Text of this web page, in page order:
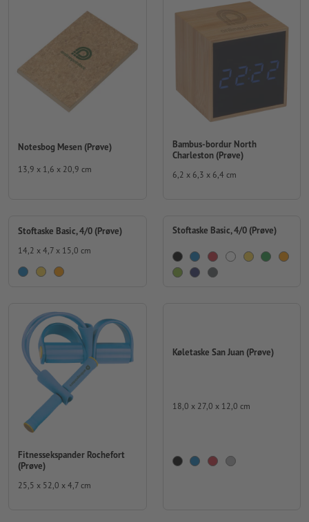
Notesbog Mesen (Prøve)
13,9 x 1,6 x 20,9 cm
Bambus-bordur North
Charleston (Prøve)
6,2 x 6,3 x 6,4 cm
Stoftaske Basic, 4/0 (Prøve)
14,2 x 4,7 x 15,0 cm
Stoftaske Basic, 4/0 (Prøve)
Fitnessekspander Rochefort
(Prøve)
25,5 x 52,0 x 4,7 cm
Køletaske San Juan (Prøve)
18,0 x 27,0 x 12,0 cm